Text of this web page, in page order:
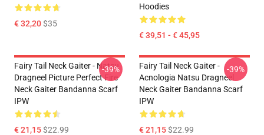
€ 32,20$35
Hoodies
€ 39,51 - € 45,95
Fairy Tail Neck Gaiter - Natsu
Dragneel Picture Perfect Fire
Neck Gaiter Bandanna Scarf
IPW
€ 21,15$22.99
-39%
Fairy Tail Neck Gaiter -
Acnologia Natsu Dragneel
Neck Gaiter Bandanna Scarf
IPW
€ 21,15$22.99
-39%